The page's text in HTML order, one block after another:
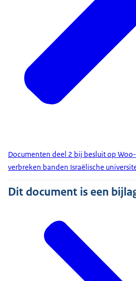
Documenten deel 2 bij besluit op
verbreken banden Israëlische
Dit document is een